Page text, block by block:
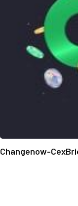
Changenow-